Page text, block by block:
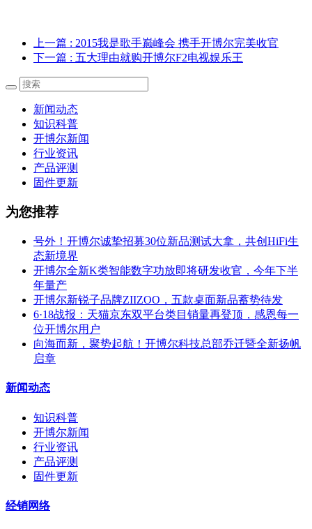
上一篇 : 2015我是歌手巅峰会 携手开博尔完美收官
下一篇 : 五大理由就购开博尔F2电视娱乐王
新闻动态
知识科普
开博尔新闻
行业资讯
产品评测
固件更新
为您推荐
号外！开博尔诚挚招募30位新品测试大拿，共创HiFi生
态新境界
开博尔全新K类智能数字功放即将研发收官，今年下半
年量产
开博尔新锐子品牌ZIIZOO，五款桌面新品蓄势待发
6·18战报：天猫京东双平台类目销量再登顶，感恩每一
位开博尔用户
向海而新，聚势起航！开博尔科技总部乔迁暨全新扬帆
启章
新闻动态
知识科普
开博尔新闻
行业资讯
产品评测
固件更新
经销网络